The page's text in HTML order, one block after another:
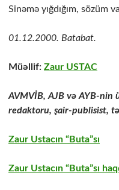
Sinəmə yığdığım, sözüm
01.12.2000. Batabat.
Müəllif: Zaur USTAC
AVMVİB, AJB və AYB-nin
redaktoru, şair-publisist,
Zaur Ustacın “Buta”sı
Zaur Ustacın “Buta”sı